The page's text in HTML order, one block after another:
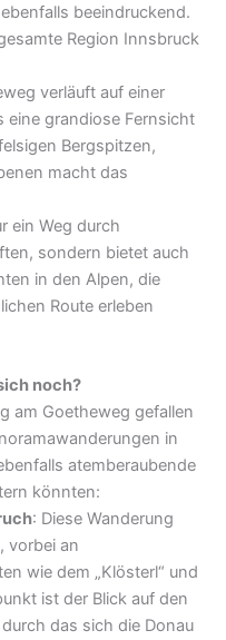
beeindruckend.
Region Innsbruck
verläuft auf einer
eine grandiose Fernsicht
Bergspitzen,
macht das
ein Weg durch
sondern bietet auch
in den Alpen, die
Route erleben
noch?
am Goetheweg gefallen
in
atemberaubende
könnten:
: Diese Wanderung
vorbei an
wie dem „Klösterl“ und
ist der Blick auf den
das sich die Donau